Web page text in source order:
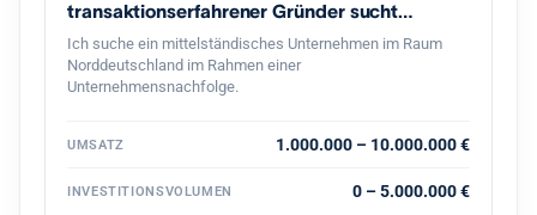
transaktionserfahrener Gründer sucht
Nachfolge
Ich suche ein mittelständisches Unternehmen im Raum
Norddeutschland im Rahmen einer
Unternehmensnachfolge.
UMSATZ 1.000.000 – 10.000.000 €
INVESTITIONSVOLUMEN 0 – 5.000.000 €